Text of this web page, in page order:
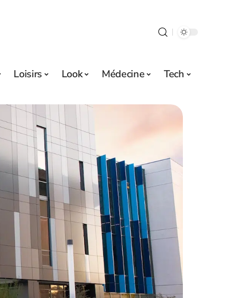
Loisirs Look Médecine Tech